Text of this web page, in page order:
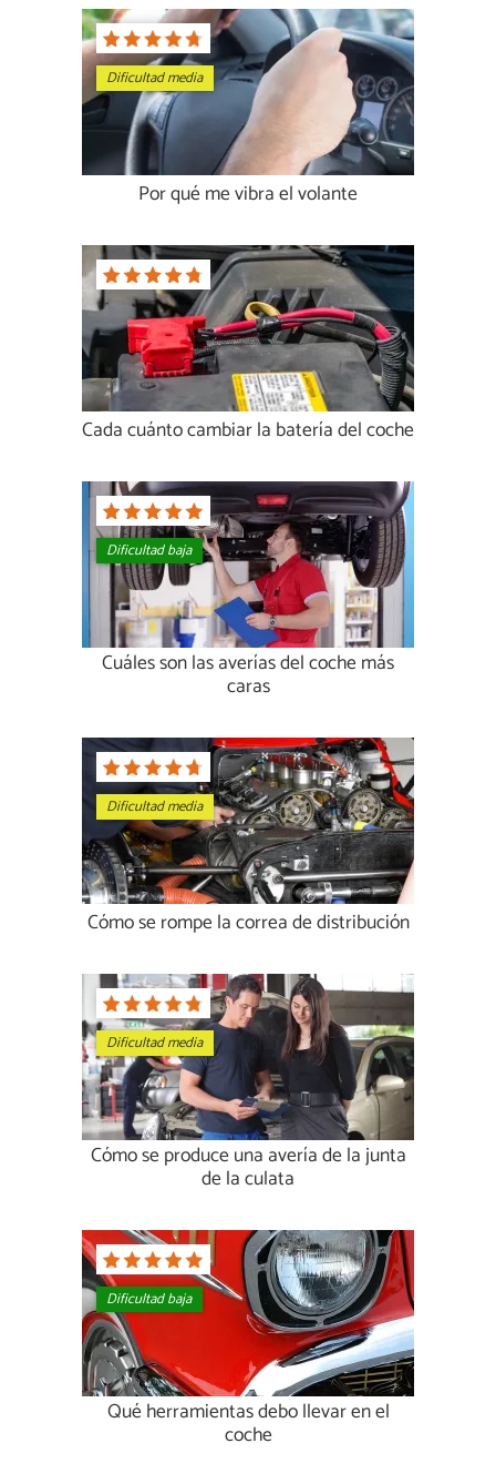
Dificultad media
Por qué me vibra el volante
Cada cuánto cambiar la batería del coche
Dificultad baja
Cuáles son las averías del coche más
caras
Dificultad media
Cómo se rompe la correa de distribución
Dificultad media
Cómo se produce una avería de la junta
de la culata
Dificultad baja
Qué herramientas debo llevar en el
coche